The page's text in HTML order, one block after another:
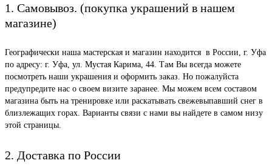
1. Самовывоз. (покупка украшений в нашем
магазине)
Географически наша мастерская и магазин находится в России, г. Уфа
по адресу: г. Уфа, ул. Мустая Карима, 44. Там Вы всегда можете
посмотреть наши украшения и оформить заказ. Но пожалуйста
предупредите нас о своем визите заранее. Мы можем всем составом
магазина быть на тренировке или раскатывать свежевыпавший снег в
близлежащих горах. Варианты связи с нами вы найдете в самом низу
этой страницы.
2. Доставка по России